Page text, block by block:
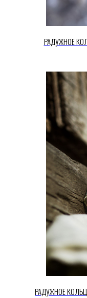
РАДУЖНОЕ
РАДУЖНОЕ